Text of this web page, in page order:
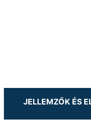
JELLEMZŐK ÉS